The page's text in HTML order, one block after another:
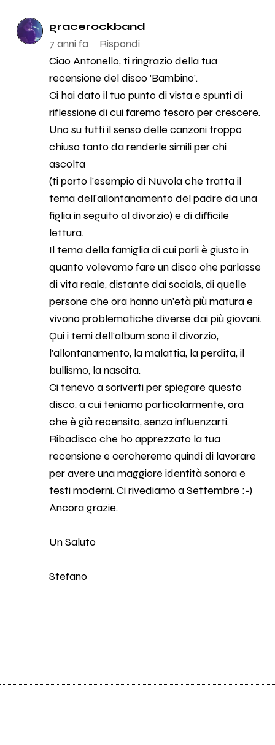
gracerockband
7 anni fa
Rispondi
Ciao Antonello, ti ringrazio della tua
recensione del disco 'Bambino'.
Ci hai dato il tuo punto di vista e spunti di
riflessione di cui faremo tesoro per crescere.
Uno su tutti il senso delle canzoni troppo
chiuso tanto da renderle simili per chi
ascolta
(ti porto l'esempio di Nuvola che tratta il
tema dell'allontanamento del padre da una
figlia in seguito al divorzio) e di difficile
lettura.
Il tema della famiglia di cui parli è giusto in
quanto volevamo fare un disco che parlasse
di vita reale, distante dai socials, di quelle
persone che ora hanno un'età più matura e
vivono problematiche diverse dai più giovani.
Qui i temi dell'album sono il divorzio,
l'allontanamento, la malattia, la perdita, il
bullismo, la nascita.
Ci tenevo a scriverti per spiegare questo
disco, a cui teniamo particolarmente, ora
che è già recensito, senza influenzarti.
Ribadisco che ho apprezzato la tua
recensione e cercheremo quindi di lavorare
per avere una maggiore identità sonora e
testi moderni. Ci rivediamo a Settembre :-)
Ancora grazie.
Un Saluto
Stefano